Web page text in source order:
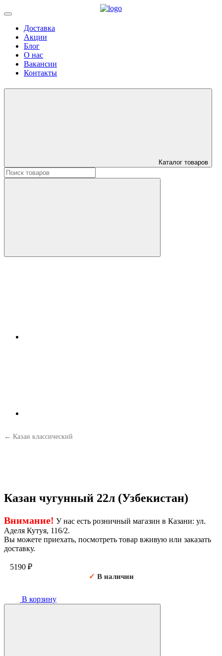
Доставка
Акции
Блог
О нас
Вакансии
Контакты
Каталог товаров
Искать:
← Казан классический
Казан чугунный 22л (Узбекистан)
Внимание! У нас есть розничный магазин в Казани: ул.
Аделя Кутуя, 116/2.
Вы можете приехать, посмотреть товар вживую или заказать
доставку.
5190 ₽
✓ В наличии
В корзину